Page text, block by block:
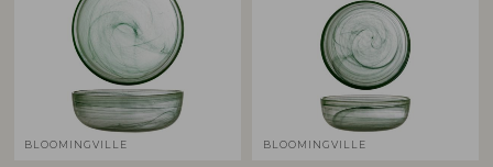
BLOOMINGVILLE BLOOMINGVILLE